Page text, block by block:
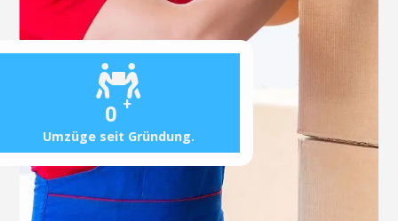
0 +
Umzüge seit Gründung.